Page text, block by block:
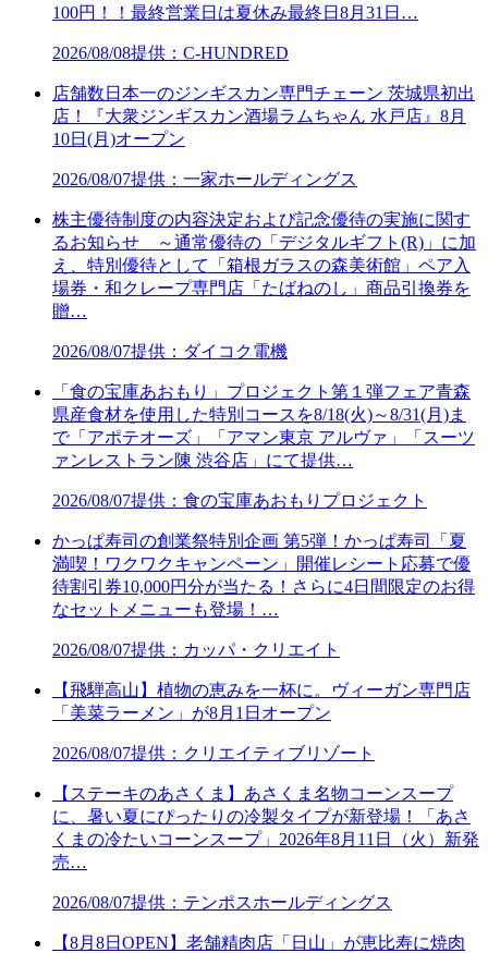
100円！！最終営業日は夏休み最終日8月31日…
2026/08/08提供：C-HUNDRED
店舗数日本一のジンギスカン専門チェーン 茨城県初出
店！『大衆ジンギスカン酒場ラムちゃん 水戸店』8月
10日(月)オープン
2026/08/07提供：一家ホールディングス
株主優待制度の内容決定および記念優待の実施に関す
るお知らせ ～通常優待の「デジタルギフト(R)」に加
え、特別優待として「箱根ガラスの森美術館」ペア入
場券・和クレープ専門店「たばねのし」商品引換券を
贈…
2026/08/07提供：ダイコク電機
「食の宝庫あおもり」プロジェクト第１弾フェア青森
県産食材を使用した特別コースを8/18(火)～8/31(月)ま
で「アポテオーズ」「アマン東京 アルヴァ」「スーツ
ァンレストラン陳 渋谷店」にて提供…
2026/08/07提供：食の宝庫あおもりプロジェクト
かっぱ寿司の創業祭特別企画 第5弾！かっぱ寿司「夏
満喫！ワクワクキャンペーン」開催レシート応募で優
待割引券10,000円分が当たる！さらに4日間限定のお得
なセットメニューも登場！…
2026/08/07提供：カッパ・クリエイト
【飛騨高山】植物の恵みを一杯に。ヴィーガン専門店
「美菜ラーメン」が8月1日オープン
2026/08/07提供：クリエイティブリゾート
【ステーキのあさくま】あさくま名物コーンスープ
に、暑い夏にぴったりの冷製タイプが新登場！「あさ
くまの冷たいコーンスープ」2026年8月11日（火）新発
売…
2026/08/07提供：テンポスホールディングス
【8月8日OPEN】老舗精肉店「日山」が恵比寿に焼肉